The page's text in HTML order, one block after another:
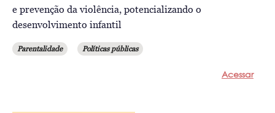
e prevenção da violência, potencializando o
desenvolvimento infantil
Parentalidade Políticas públicas
Acessar